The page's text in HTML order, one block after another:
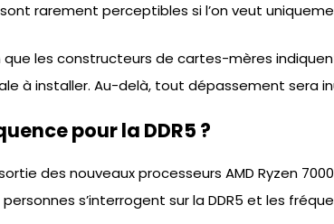
rarement perceptibles si l’on veut
que les constructeurs de cartes-mères
à installer. Au-delà, tout dépassement sera
pour la DDR5 ?
des nouveaux processeurs AMD Ryzen
s’interrogent sur la DDR5 et les